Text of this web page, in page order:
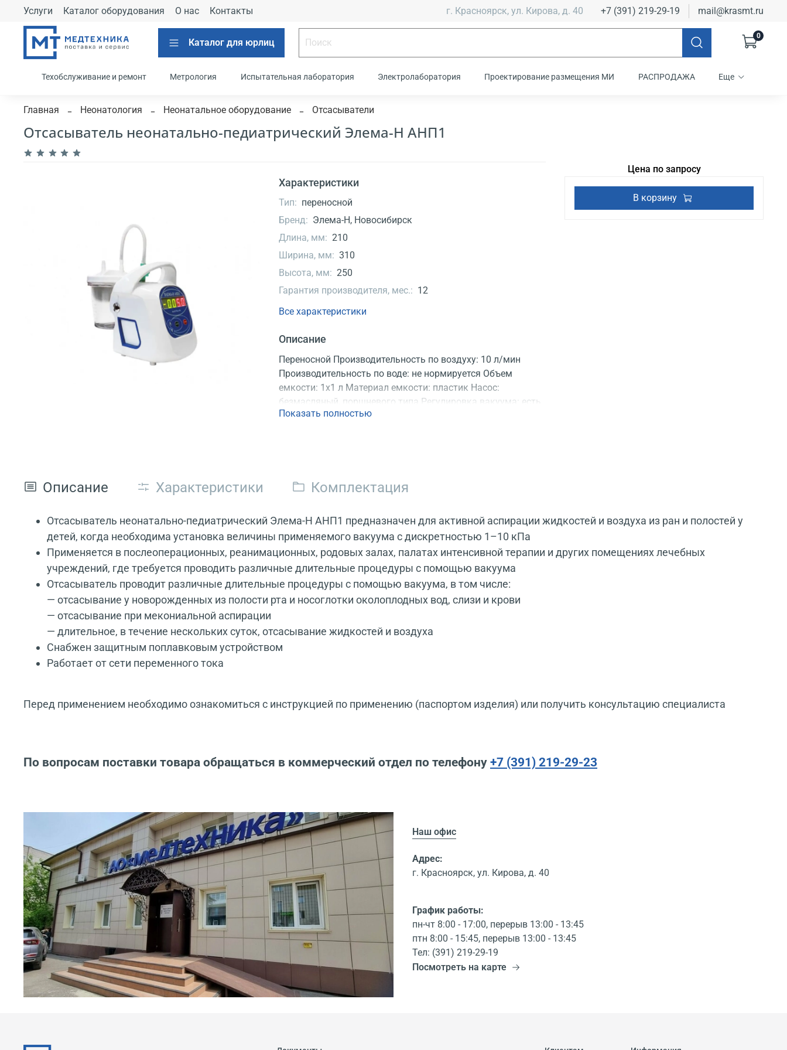
Услуги Каталог оборудования О нас Контакты г. Красноярск, ул. Кирова, д. 40 +7 (391) 219-29-19 mail@krasmt.ru
Каталог для юрлиц
0
Техобслуживание и ремонт Метрология Испытательная лаборатория Электролаборатория Проектирование размещения МИ РАСПРОДАЖА Еще
Главная Неонатология Неонатальное оборудование Отсасыватели
Отсасыватель неонатально-педиатрический Элема-Н АНП1
Характеристики
Тип: переносной
Бренд: Элема-Н, Новосибирск
Длина, мм: 210
Ширина, мм: 310
Высота, мм: 250
Гарантия производителя, мес.: 12
Все характеристики
Описание
Переносной Производительность по воздуху: 10 л/мин
Производительность по воде: не нормируется Объем
емкости: 1х1 л Материал емкости: пластик Насос:
безмасляный, поршневого типа Регулировка вакуума: есть
Регистрационное удостоверение
Показать полностью
Цена по запросу
В корзину
Описание Характеристики Комплектация
Отсасыватель неонатально-педиатрический Элема-Н АНП1 предназначен для активной аспирации жидкостей и воздуха из ран и полостей у
детей, когда необходима установка величины применяемого вакуума с дискретностью 1–10 кПа
Применяется в послеоперационных, реанимационных, родовых залах, палатах интенсивной терапии и других помещениях лечебных
учреждений, где требуется проводить различные длительные процедуры с помощью вакуума
Отсасыватель проводит различные длительные процедуры с помощью вакуума, в том числе:
— отсасывание у новорожденных из полости рта и носоглотки околоплодных вод, слизи и крови
— отсасывание при мекониальной аспирации
— длительное, в течение нескольких суток, отсасывание жидкостей и воздуха
Снабжен защитным поплавковым устройством
Работает от сети переменного тока
Перед применением необходимо ознакомиться с инструкцией по применению (паспортом изделия) или получить консультацию специалиста
По вопросам поставки товара обращаться в коммерческий отдел по телефону +7 (391) 219-29-23
Наш офис
Адрес:
г. Красноярск, ул. Кирова, д. 40
График работы:
пн-чт 8:00 - 17:00, перерыв 13:00 - 13:45
птн 8:00 - 15:45, перерыв 13:00 - 13:45
Тел: (391) 219-29-19
Посмотреть на карте